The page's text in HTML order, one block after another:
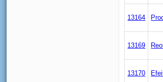
13164
13169
13170